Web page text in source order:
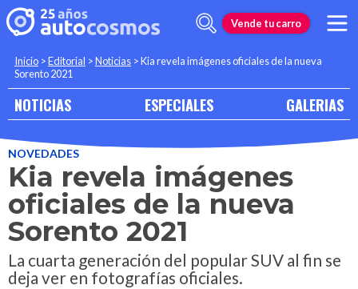
Vende tu carro
Inicio >Editorial >Noticias >Kia revela imágenes oficiales de la nueva
Sorento 2021
NOTICIAS ESPECIALES GALERIAS
NOVEDADES
Kia revela imágenes
oficiales de la nueva
Sorento 2021
La cuarta generación del popular SUV al fin se
deja ver en fotografías oficiales.